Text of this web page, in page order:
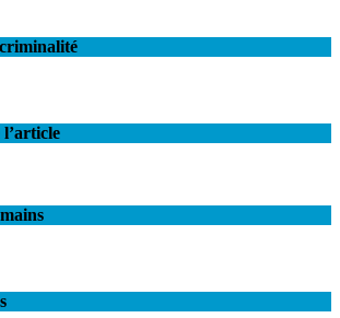
l’article